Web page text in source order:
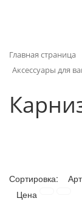
ИНТЕРЬЕР
Главная страница
Аксессуары для
Сортировка:
Цена